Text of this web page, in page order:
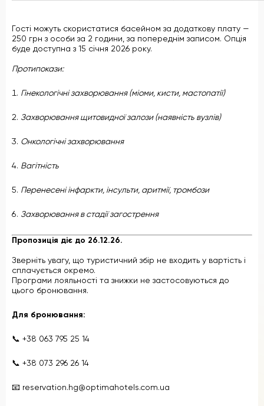
Гості можуть скористатися басейном за додаткову плату —
250 грн з особи за 2 години, за попереднім записом. Опція
буде доступна з 15 січня 2026 року.
Протипокази:
Гінекологічні захворювання (міоми, кисти, мастопатії)
Захворювання щитовидної залози (наявність вузлів)
Онкологічні захворювання
Вагітність
Перенесені інфаркти, інсульти, аритмії, тромбози
Захворювання в стадії загострення
Пропозиція діє до 26.12.26.
Зверніть увагу, що туристичний збір не входить у вартість і
сплачується окремо.
Програми лояльності та знижки не застосовуються до
цього бронювання.
Для бронювання:
📞 +38 063 795 25 14
📞 +38 073 296 26 14
📧 reservation.hg@optimahotels.com.ua